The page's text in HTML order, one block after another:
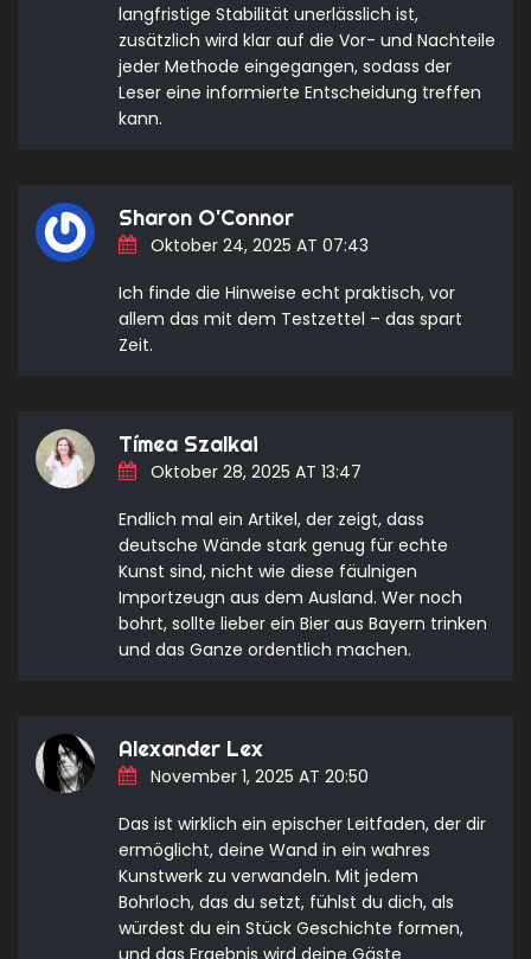
langfristige Stabilität unerlässlich ist,
zusätzlich wird klar auf die Vor- und Nachteile
jeder Methode eingegangen, sodass der
Leser eine informierte Entscheidung treffen
kann.
Sharon O'Connor
Oktober 24, 2025 AT 07:43
Ich finde die Hinweise echt praktisch, vor
allem das mit dem Testzettel – das spart
Zeit.
Tímea Szalkai
Oktober 28, 2025 AT 13:47
Endlich mal ein Artikel, der zeigt, dass
deutsche Wände stark genug für echte
Kunst sind, nicht wie diese fäulnigen
Importzeugn aus dem Ausland. Wer noch
bohrt, sollte lieber ein Bier aus Bayern trinken
und das Ganze ordentlich machen.
Alexander Lex
November 1, 2025 AT 20:50
Das ist wirklich ein epischer Leitfaden, der dir
ermöglicht, deine Wand in ein wahres
Kunstwerk zu verwandeln. Mit jedem
Bohrloch, das du setzt, fühlst du dich, als
würdest du ein Stück Geschichte formen,